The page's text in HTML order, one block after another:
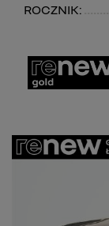
ROCZNIK: